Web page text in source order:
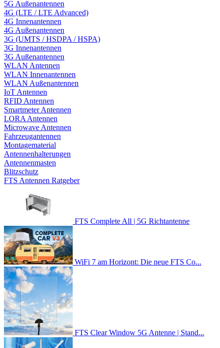
5G Außenantennen
4G (LTE / LTE Advanced)
4G Innenantennen
4G Außenantennen
3G (UMTS / HSDPA / HSPA)
3G Innenantennen
3G Außenantennen
WLAN Antennen
WLAN Innenantennen
WLAN Außenantennen
IoT Antennen
RFID Antennen
Smartmeter Antennen
LORA Antennen
Microwave Antennen
Fahrzeugantennen
Montagematerial
Antennenhalterungen
Antennenmasten
Blitzschutz
FTS Antennen Ratgeber
FTS Complete All | 5G Richtantenne
WiFi 7 am Horizont: Die neue FTS Co...
FTS Clear Window 5G Antenne | Stand...